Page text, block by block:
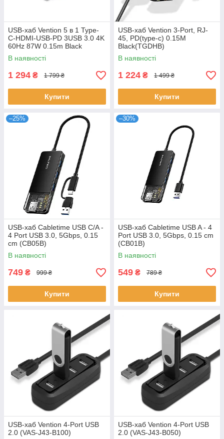
USB-хаб Vention 5 в 1 Type-
C-HDMI-USB-PD 3USB 3.0 4K
60Hz 87W 0.15m Black
(TFBHB)
В наявності
1 294 ₴ 1 799 ₴
Купити
USB-хаб Vention 3-Port, RJ-
45, PD(type-c) 0.15M
Black(TGDHB)
В наявності
1 224 ₴ 1 499 ₴
Купити
–25%
USB-хаб Cabletime USB C/A -
4 Port USB 3.0, 5Gbps, 0.15
cm (CB05B)
В наявності
749 ₴ 999 ₴
Купити
–30%
USB-хаб Cabletime USB A - 4
Port USB 3.0, 5Gbps, 0.15 cm
(CB01B)
В наявності
549 ₴ 789 ₴
Купити
USB-хаб Vention 4-Port USB
2.0 (VAS-J43-B100)
USB-хаб Vention 4-Port USB
2.0 (VAS-J43-B050)